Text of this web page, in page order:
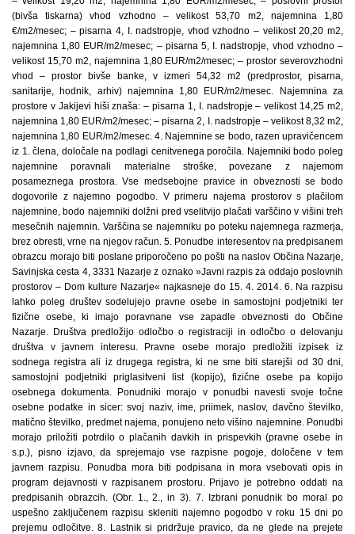
(bivša tiskarna) vhod vzhodno – velikost 53,70 m2, najemnina 1,80
€/m2/mesec; – pisarna 4, I. nadstropje, vhod vzhodno – velikost 20,20 m2,
najemnina 1,80 EUR/m2/mesec; – pisarna 5, I. nadstropje, vhod vzhodno –
velikost 15,70 m2, najemnina 1,80 EUR/m2/mesec; – prostor severovzhodni
vhod – prostor bivše banke, v izmeri 54,32 m2 (predprostor, pisarna,
sanitarije, hodnik, arhiv) najemnina 1,80 EUR/m2/mesec. Najemnina za
prostore v Jakijevi hiši znaša: – pisarna 1, I. nadstropje – velikost 14,25 m2,
najemnina 1,80 EUR/m2/mesec; – pisarna 2, I. nadstropje – velikost 8,32 m2,
najemnina 1,80 EUR/m2/mesec. 4. Najemnine se bodo, razen upravičencem
iz 1. člena, določale na podlagi cenitvenega poročila. Najemniki bodo poleg
najemnine poravnali materialne stroške, povezane z najemom
posameznega prostora. Vse medsebojne pravice in obveznosti se bodo
dogovorile z najemno pogodbo. V primeru najema prostorov s plačilom
najemnine, bodo najemniki dolžni pred vselitvijo plačati varščino v višini treh
mesečnih najemnin. Varščina se najemniku po poteku najemnega razmerja,
brez obresti, vrne na njegov račun. 5. Ponudbe interesentov na predpisanem
obrazcu morajo biti poslane priporočeno po pošti na naslov Občina Nazarje,
Savinjska cesta 4, 3331 Nazarje z oznako »Javni razpis za oddajo poslovnih
prostorov – Dom kulture Nazarje« najkasneje do 15. 4. 2014. 6. Na razpisu
lahko poleg društev sodelujejo pravne osebe in samostojni podjetniki ter
fizične osebe, ki imajo poravnane vse zapadle obveznosti do Občine
Nazarje. Društva predložijo odločbo o registraciji in odločbo o delovanju
društva v javnem interesu. Pravne osebe morajo predložiti izpisek iz
sodnega registra ali iz drugega registra, ki ne sme biti starejši od 30 dni,
samostojni podjetniki priglasitveni list (kopijo), fizične osebe pa kopijo
osebnega dokumenta. Ponudniki morajo v ponudbi navesti svoje točne
osebne podatke in sicer: svoj naziv, ime, priimek, naslov, davčno številko,
matično številko, predmet najema, ponujeno neto višino najemnine. Ponudbi
morajo priložiti potrdilo o plačanih davkih in prispevkih (pravne osebe in
s.p.), pisno izjavo, da sprejemajo vse razpisne pogoje, določene v tem
javnem razpisu. Ponudba mora biti podpisana in mora vsebovati opis in
program dejavnosti v razpisanem prostoru. Prijavo je potrebno oddati na
predpisanih obrazcih. (Obr. 1., 2., in 3). 7. Izbrani ponudnik bo moral po
uspešno zaključenem razpisu skleniti najemno pogodbo v roku 15 dni po
prejemu odločitve. 8. Lastnik si pridržuje pravico, da ne glede na prejete